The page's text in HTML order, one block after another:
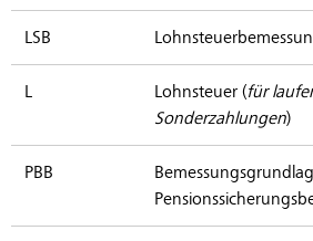
LSB
L Lohnsteuer (für
Sonderzahlungen)
PBB